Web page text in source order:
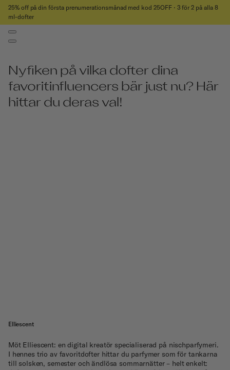
25% off på din första prenumerationsmånad med kod 25OFF ⋅ 3 för 2 på alla 8
ml-dofter
Nyfiken på vilka dofter dina
favoritinfluencers bär just nu? Här
hittar du deras val!
Elliescent
Möt Elliescent: en digital kreatör specialiserad på nischparfymeri.
I hennes trio av favoritdofter hittar du parfymer som för tankarna
till solsken, semester och ändlösa sommarnätter – helt enkelt: